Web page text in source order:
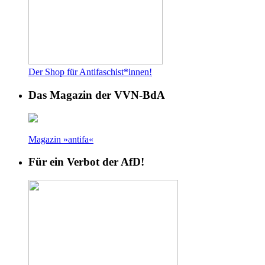
Der Shop für Antifaschist*innen!
Das Magazin der VVN-BdA
Magazin »antifa«
Für ein Verbot der AfD!